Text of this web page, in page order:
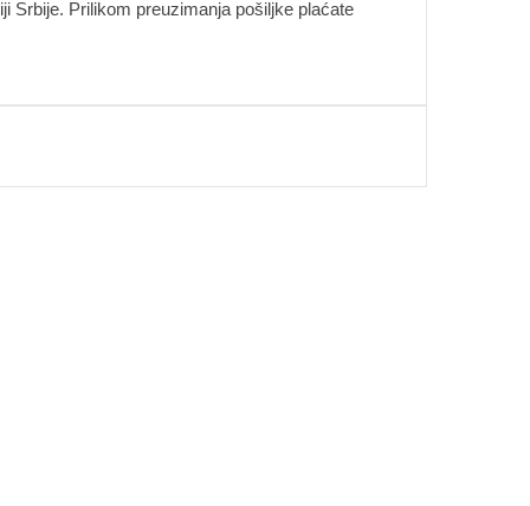
Srbije. Prilikom preuzimanja pošiljke plaćate